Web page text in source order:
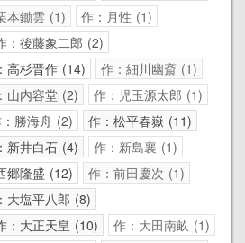
本鋤雲 1 作：月性 1
：後藤象二郎 2
高杉晋作 14 作：細川幽斎 1
山内容堂 2 作：児玉源太郎 1
勝海舟 2 作：松平春嶽 11
新井白石 4 作：新島襄 1
郷隆盛 12 作：前田慶次 1
大塩平八郎 8
：大正天皇 10 作：大田南畝
1